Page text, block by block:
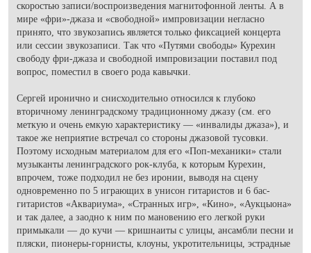
скоростью записи/воспроизведения магнитофонной ленты. А в
мире «фри»-джаза и «свободной» импровизации негласно
принято, что звукозапись является только фиксацией концерта
или сессии звукозаписи. Так что «Путями свободы» Курехин
свободу фри-джаза и свободной импровизации поставил под
вопрос, поместил в своего рода кавычки.
Сергей иронично и снисходительно относился к глубоко
вторичному ленинградскому традиционному джазу (см. его
меткую и очень емкую характеристику — «инвалиды джаза»), и
такое же неприятие встречал со стороны джазовой тусовки.
Поэтому исходным материалом для его «Поп-механики» стали
музыканты ленинградского рок-клуба, к которым Курехин,
впрочем, тоже подходил не без иронии, выводя на сцену
одновременно по 5 играющих в унисон гитаристов и 6 бас-
гитаристов «Аквариума», «Странных игр», «Кино», «Аукцыона»
и так далее, а заодно к ним по мановению его легкой руки
примыкали — до кучи — кришнаиты с улицы, ансамбли песни и
пляски, пионеры-горнисты, клоуны, укротительницы, эстрадные